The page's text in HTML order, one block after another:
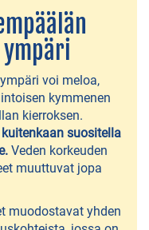
ympäri
voi meloa,
kymmenen
kierroksen.
suositella
Veden korkeuden
muuttuvat jopa
muodostavat yhden